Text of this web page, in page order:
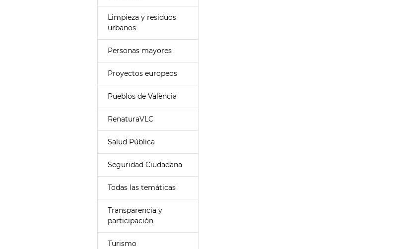
Limpieza y residuos
urbanos
Personas mayores
Proyectos europeos
Pueblos de València
RenaturaVLC
Salud Pública
Seguridad Ciudadana
Todas las temáticas
Transparencia y
participación
Turismo